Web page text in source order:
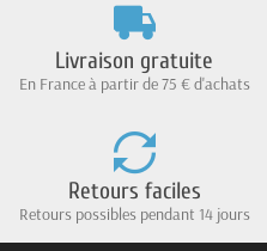
Livraison gratuite
En France à partir de 75 € d'achats
Retours faciles
Retours possibles pendant 14 jours